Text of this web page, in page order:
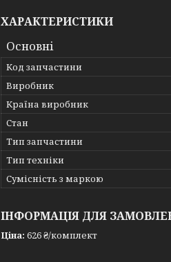
ХАРАКТЕРИСТИКИ
Основні
Код запчастини
Виробник
Країна виробник
Стан
Тип запчастини
Тип техніки
Сумісність з маркою
ІНФОРМАЦІЯ ДЛЯ
Ціна: 626 ₴/комплект